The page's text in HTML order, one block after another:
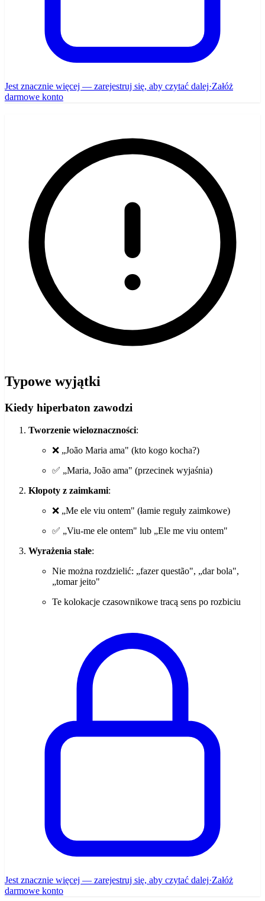
Jest znacznie więcej — zarejestruj się, aby czytać dalej·Załóż
darmowe konto
Typowe wyjątki
Kiedy hiperbaton zawodzi
Tworzenie wieloznaczności:
❌ „João Maria ama" (kto kogo kocha?)
✅ „Maria, João ama" (przecinek wyjaśnia)
Kłopoty z zaimkami:
❌ „Me ele viu ontem" (łamie reguły zaimkowe)
✅ „Viu-me ele ontem" lub „Ele me viu ontem"
Wyrażenia stałe:
Nie można rozdzielić: „fazer questão", „dar bola",
„tomar jeito"
Te kolokacje czasownikowe tracą sens po rozbiciu
Jest znacznie więcej — zarejestruj się, aby czytać dalej·Załóż
darmowe konto